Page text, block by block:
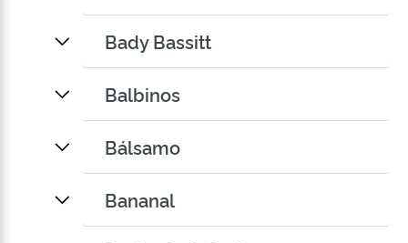
Bady Bassitt
Balbinos
Bálsamo
Bananal